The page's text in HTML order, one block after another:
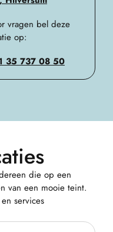
vragen bel deze
op:
35 737 08 50
die op een
van een mooie teint.
services